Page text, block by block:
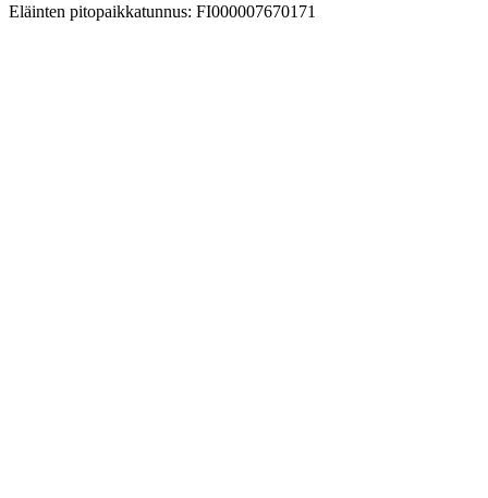
Eläinten pitopaikkatunnus: FI000007670171